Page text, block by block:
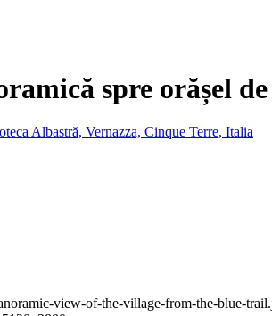
spre orășel
view-of-the-village-from-the-blue-